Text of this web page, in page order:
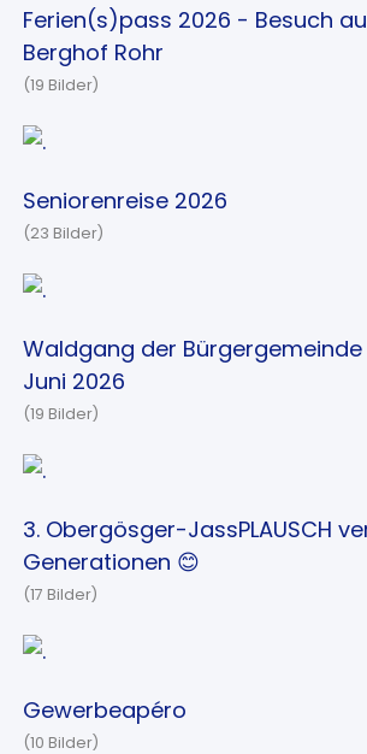
Ferien(s)pass 2026 - Besuch
Berghof Rohr
(19 Bilder)
Seniorenreise 2026
(23 Bilder)
Waldgang der Bürgergemeinde
Juni 2026
(19 Bilder)
3. Obergösger-JassPLAUSCH
Generationen 😊
(17 Bilder)
Gewerbeapéro
(10 Bilder)